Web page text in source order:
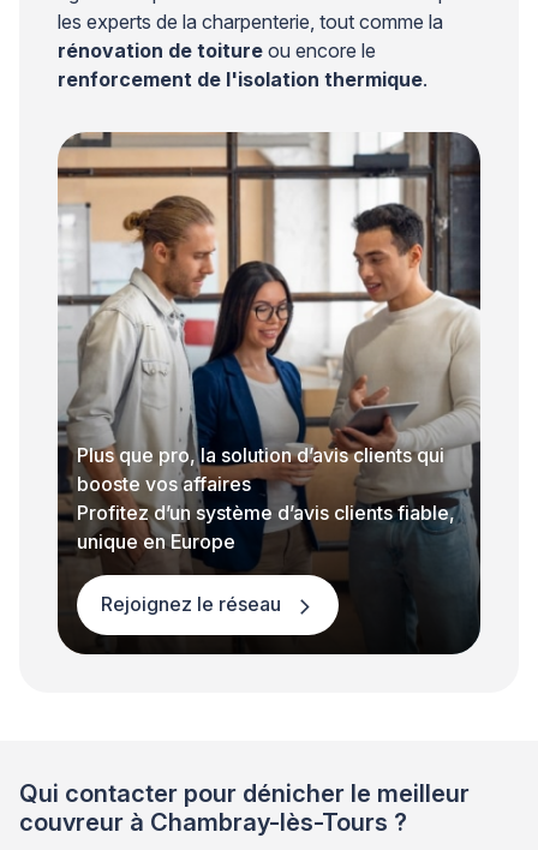
les experts de la charpenterie, tout comme la
rénovation de toiture ou encore le
renforcement de l'isolation thermique.
Plus que pro, la solution d’avis clients qui
booste vos affaires
Profitez d’un système d’avis clients fiable,
unique en Europe
Rejoignez le réseau
Qui contacter pour dénicher le meilleur
couvreur à Chambray-lès-Tours ?